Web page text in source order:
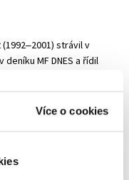
Více o cookies
strávil v
MF DNES a řídil
Seznam Zprávy, kde
podcast. Od roku
pondělí obdržel v roce